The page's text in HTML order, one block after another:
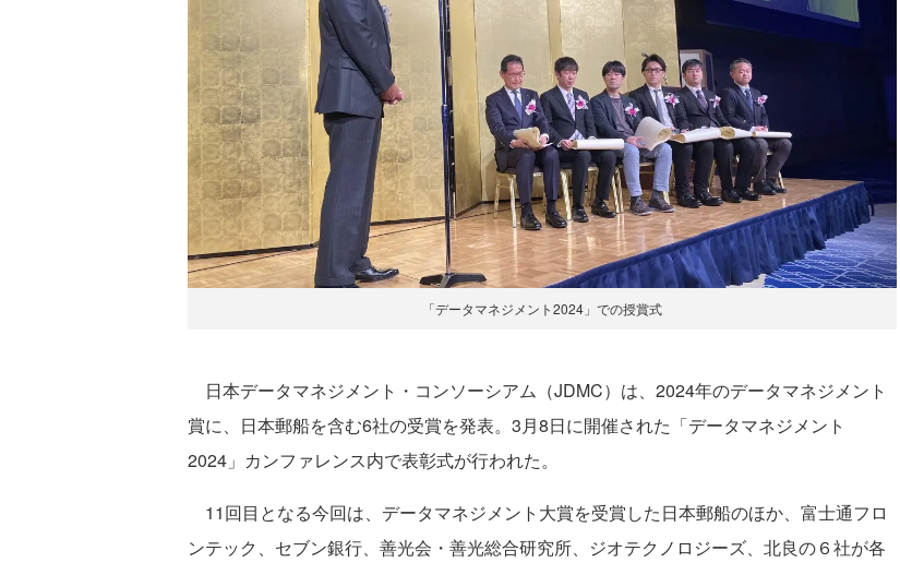
「データマネジメント2024」での授賞式
日本データマネジメント・コンソーシアム（JDMC）は、2024年のデータマネジメント
賞に、日本郵船を含む6社の受賞を発表。3月8日に開催された「データマネジメント
2024」カンファレンス内で表彰式が行われた。
11回目となる今回は、データマネジメント大賞を受賞した日本郵船のほか、富士通フロ
ンテック、セブン銀行、善光会・善光総合研究所、ジオテクノロジーズ、北良の６社が各